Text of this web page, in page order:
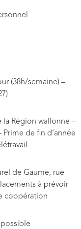
(38h/semaine) –
la Région wallonne –
de fin d’année
de Gaume, rue
à prévoir
coopération